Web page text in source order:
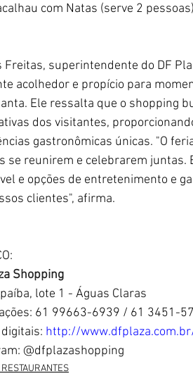
com Natas (serve 2
Freitas, superintendente do DF
acolhedor e propício para
Ele ressalta que o shopping
dos visitantes,
gastronômicas únicas. "O
se reunirem e celebrarem
e opções de entretenimento e
clientes", afirma.
Shopping
lote 1 - Águas Claras
61 99663-6939 / 61 3451-
http://
@dfplazashopping